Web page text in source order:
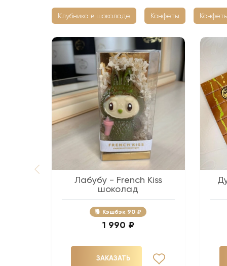
Клубника в шоколаде Конфеты
Лабубу - French Kiss
шоколад
Кэшбэк 90 ₽
1 990 ₽
ЗАКАЗАТЬ